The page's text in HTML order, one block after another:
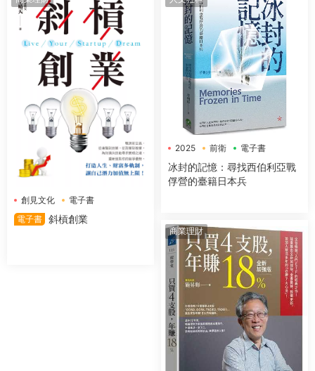
創見文化
電子書
電子書 斜槓創業
2025 前衛 電子書
冰封的記憶：尋找西伯利亞戰
俘營的臺籍日本兵
商業理財